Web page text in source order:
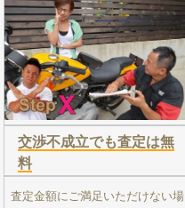
交渉不成立でも査定は無
料
査定金額にご満足いただけない場